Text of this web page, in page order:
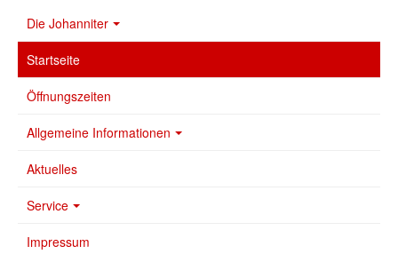
Die Johanniter
Startseite
Öffnungszeiten
Allgemeine Informationen
Aktuelles
Service
Impressum